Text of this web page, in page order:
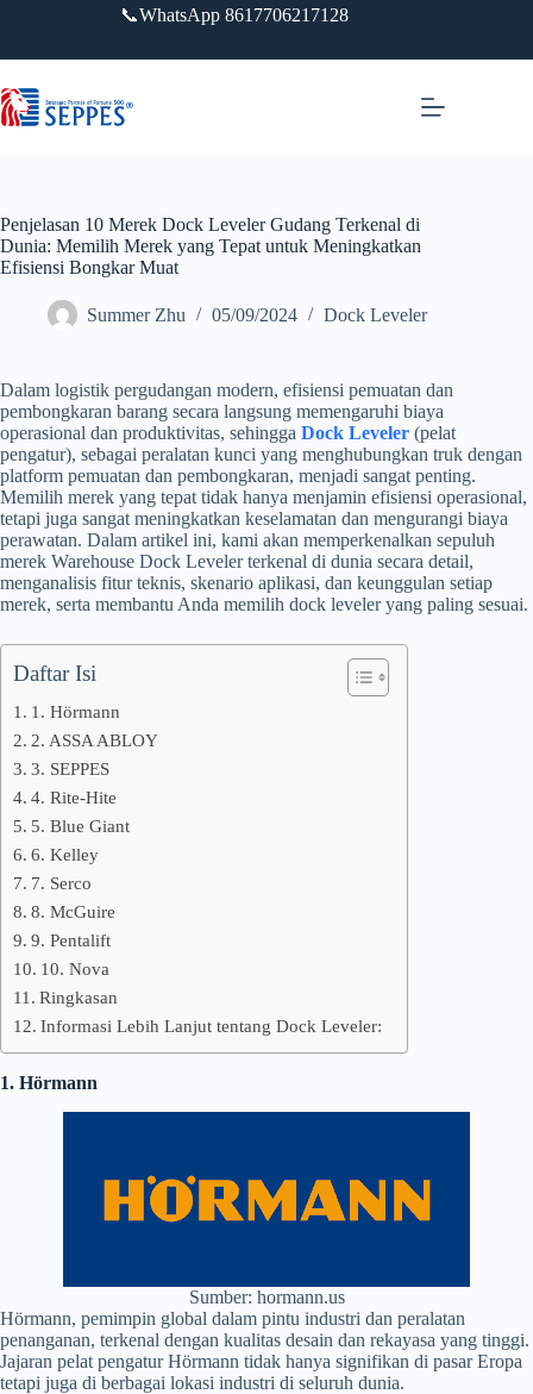
📞WhatsApp 8617706217128
Penjelasan 10 Merek Dock Leveler Gudang Terkenal di
Dunia: Memilih Merek yang Tepat untuk Meningkatkan
Efisiensi Bongkar Muat
Summer Zhu 05/09/2024 Dock Leveler
Dalam logistik pergudangan modern, efisiensi pemuatan dan
pembongkaran barang secara langsung memengaruhi biaya
operasional dan produktivitas, sehingga Dock Leveler (pelat
pengatur), sebagai peralatan kunci yang menghubungkan truk dengan
platform pemuatan dan pembongkaran, menjadi sangat penting.
Memilih merek yang tepat tidak hanya menjamin efisiensi operasional,
tetapi juga sangat meningkatkan keselamatan dan mengurangi biaya
perawatan. Dalam artikel ini, kami akan memperkenalkan sepuluh
merek Warehouse Dock Leveler terkenal di dunia secara detail,
menganalisis fitur teknis, skenario aplikasi, dan keunggulan setiap
merek, serta membantu Anda memilih dock leveler yang paling sesuai.
Daftar Isi
1. Hörmann
2. ASSA ABLOY
3. SEPPES
4. Rite-Hite
5. Blue Giant
6. Kelley
7. Serco
8. McGuire
9. Pentalift
10. Nova
Ringkasan
Informasi Lebih Lanjut tentang Dock Leveler:
1. Hörmann
Sumber: hormann.us
Hörmann, pemimpin global dalam pintu industri dan peralatan
penanganan, terkenal dengan kualitas desain dan rekayasa yang tinggi.
Jajaran pelat pengatur Hörmann tidak hanya signifikan di pasar Eropa
tetapi juga di berbagai lokasi industri di seluruh dunia.